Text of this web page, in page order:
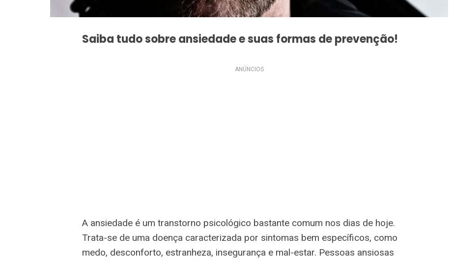
Saiba tudo sobre ansiedade e suas formas de prevenção!
ANÚNCIOS
A ansiedade é um transtorno psicológico bastante comum nos dias de hoje.
Trata-se de uma doença caracterizada por sintomas bem específicos, como
medo, desconforto, estranheza, insegurança e mal-estar. Pessoas ansiosas